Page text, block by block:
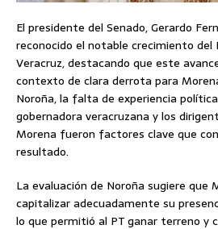
El presidente del Senado, Gerardo
reconocido el notable crecimiento del
Veracruz, destacando que este
contexto de clara derrota para
Noroña, la falta de experiencia
gobernadora veracruzana y los
Morena fueron factores clave que
resultado.
La evaluación de Noroña sugiere que
capitalizar adecuadamente su
lo que permitió al PT ganar terreno y